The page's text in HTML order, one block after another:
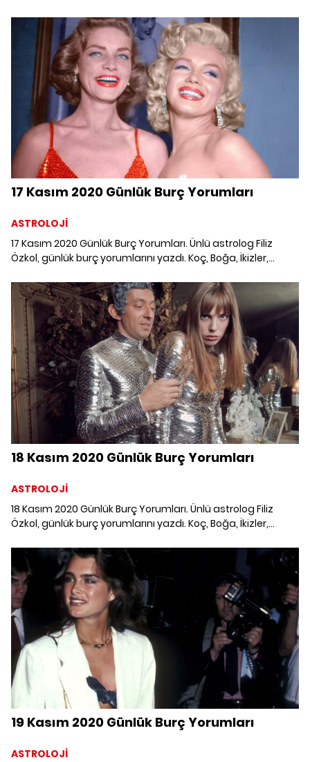
Balık burcunu 16 Kasım'da neler bekliyor?
17 Kasım 2020 Günlük Burç Yorumları
ASTROLOJİ
17 Kasım 2020 Günlük Burç Yorumları. Ünlü astrolog Filiz
Özkol, günlük burç yorumlarını yazdı. Koç, Boğa, İkizler,
Balık burcunu 17 Kasım'da neler bekliyor?
18 Kasım 2020 Günlük Burç Yorumları
ASTROLOJİ
18 Kasım 2020 Günlük Burç Yorumları. Ünlü astrolog Filiz
Özkol, günlük burç yorumlarını yazdı. Koç, Boğa, İkizler,
Balık burcunu 18 Kasım'da neler bekliyor?
19 Kasım 2020 Günlük Burç Yorumları
ASTROLOJİ